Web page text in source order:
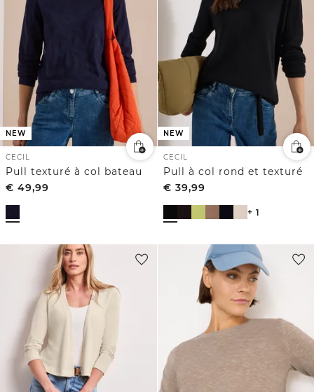
NEW
CECIL
Pull texturé à col bateau
€ 49,99
NEW
CECIL
Pull à col rond et texturé
€ 39,99
+ 1